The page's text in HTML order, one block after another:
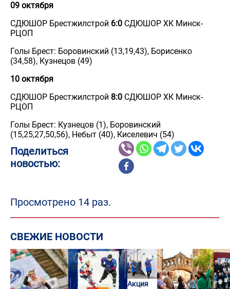
09 октября
СДЮШОР Брестжилстрой 6:0 СДЮШОР ХК Минск-
РЦОП
Голы Брест: Боровинский (13,19,43), Борисенко
(34,58), Кузнецов (49)
10 октября
СДЮШОР Брестжилстрой 8:0 СДЮШОР ХК Минск-
РЦОП
Голы Брест: Кузнецов (1), Боровинский
(15,25,27,50,56), Небыт (40), Киселевич (54)
Поделиться
новостью:
Просмотрено 14 раз.
СВЕЖИЕ НОВОСТИ
Акция